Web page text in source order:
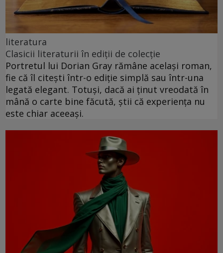
literatura
Clasicii literaturii în ediții de colecție
Portretul lui Dorian Gray rămâne același roman,
fie că îl citești într-o ediție simplă sau într-una
legată elegant. Totuși, dacă ai ținut vreodată în
mână o carte bine făcută, știi că experiența nu
este chiar aceeași.